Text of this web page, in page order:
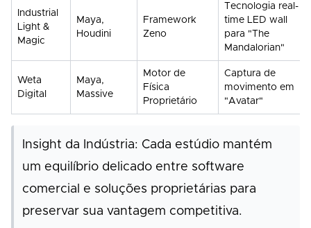
Industrial
Light &
Magic
Maya,
Houdini
Framework
Zeno
Tecnologia real-
time LED wall
para "The
Mandalorian"
Weta
Digital
Maya,
Massive
Motor de
Física
Proprietário
Captura de
movimento em
"Avatar"
Insight da Indústria: Cada estúdio mantém
um equilíbrio delicado entre software
comercial e soluções proprietárias para
preservar sua vantagem competitiva.